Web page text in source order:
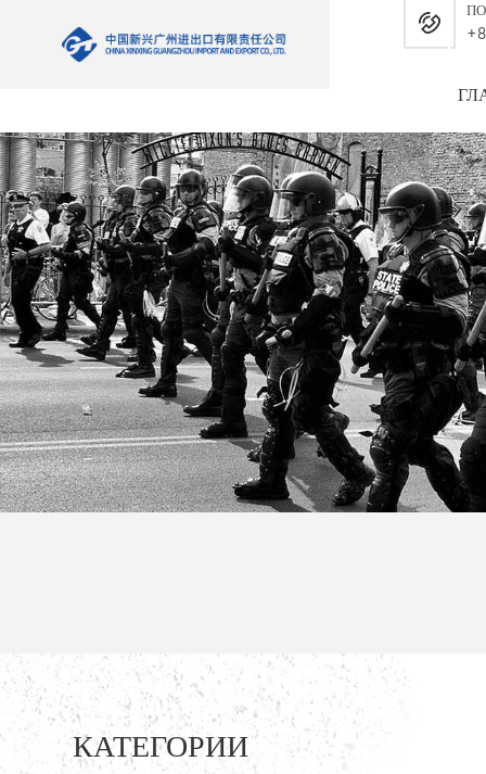
КАТЕГОРИИ